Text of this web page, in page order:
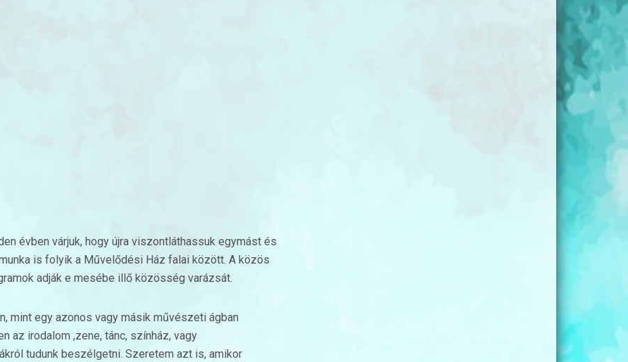
évben várjuk, hogy újra viszontláthassuk egymást és
is folyik a Művelődési Ház falai között. A közös
adják e mesébe illő közösség varázsát.
mint egy azonos vagy másik művészeti ágban
az irodalom ,zene, tánc, színház, vagy
tudunk beszélgetni. Szeretem azt is, amikor